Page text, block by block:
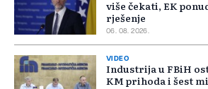
više čekati, EK
rješenje
06. 08. 2026.
VIDEO
Industrija u FBiH
KM prihoda i šest